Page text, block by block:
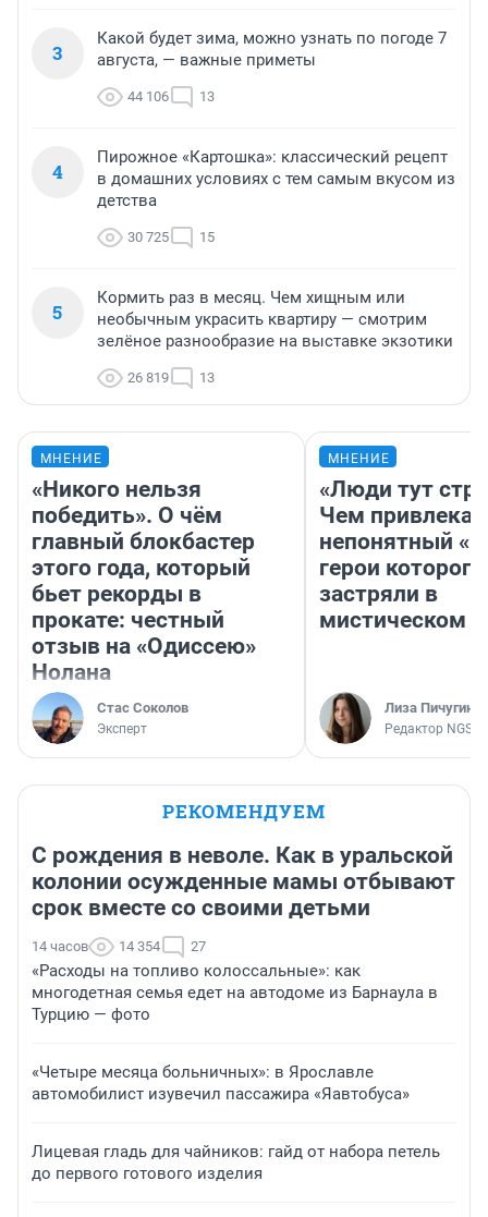
3
Какой будет зима, можно узнать по погоде 7
августа, — важные приметы
44 106 13
4
Пирожное «Картошка»: классический рецепт
в домашних условиях с тем самым вкусом из
детства
30 725 15
5
Кормить раз в месяц. Чем хищным или
необычным украсить квартиру — смотрим
зелёное разнообразие на выставке экзотики
26 819 13
МНЕНИЕ
«Никого нельзя
победить». О чём
главный блокбастер
этого года, который
бьет рекорды в
прокате: честный
отзыв на «Одиссею»
Нолана
Стас Соколов
Эксперт
МНЕНИЕ
«Люди тут
Чем
непонятный
герои которого
застряли в
мистическом
Лиза Пичугина
Редактор
РЕКОМЕНДУЕМ
С рождения в неволе. Как в уральской
колонии осужденные мамы отбывают
срок вместе со своими детьми
14 часов 14 354 27
«Расходы на топливо колоссальные»: как
многодетная семья едет на автодоме из Барнаула в
Турцию — фото
«Четыре месяца больничных»: в Ярославле
автомобилист изувечил пассажира «Яавтобуса»
Лицевая гладь для чайников: гайд от набора петель
до первого готового изделия